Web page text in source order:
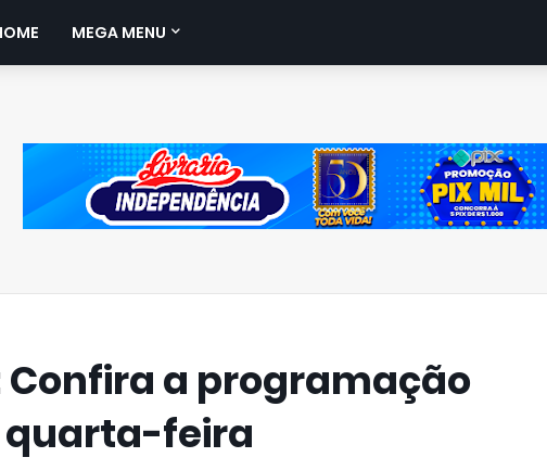
MEGA MENU
Confira a programação
quarta-feira